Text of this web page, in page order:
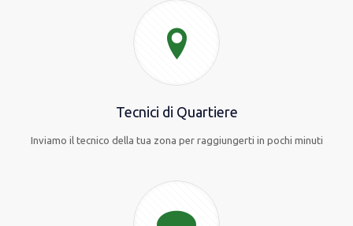
Tecnici di Quartiere
Inviamo il tecnico della tua zona per raggiungerti in pochi minuti